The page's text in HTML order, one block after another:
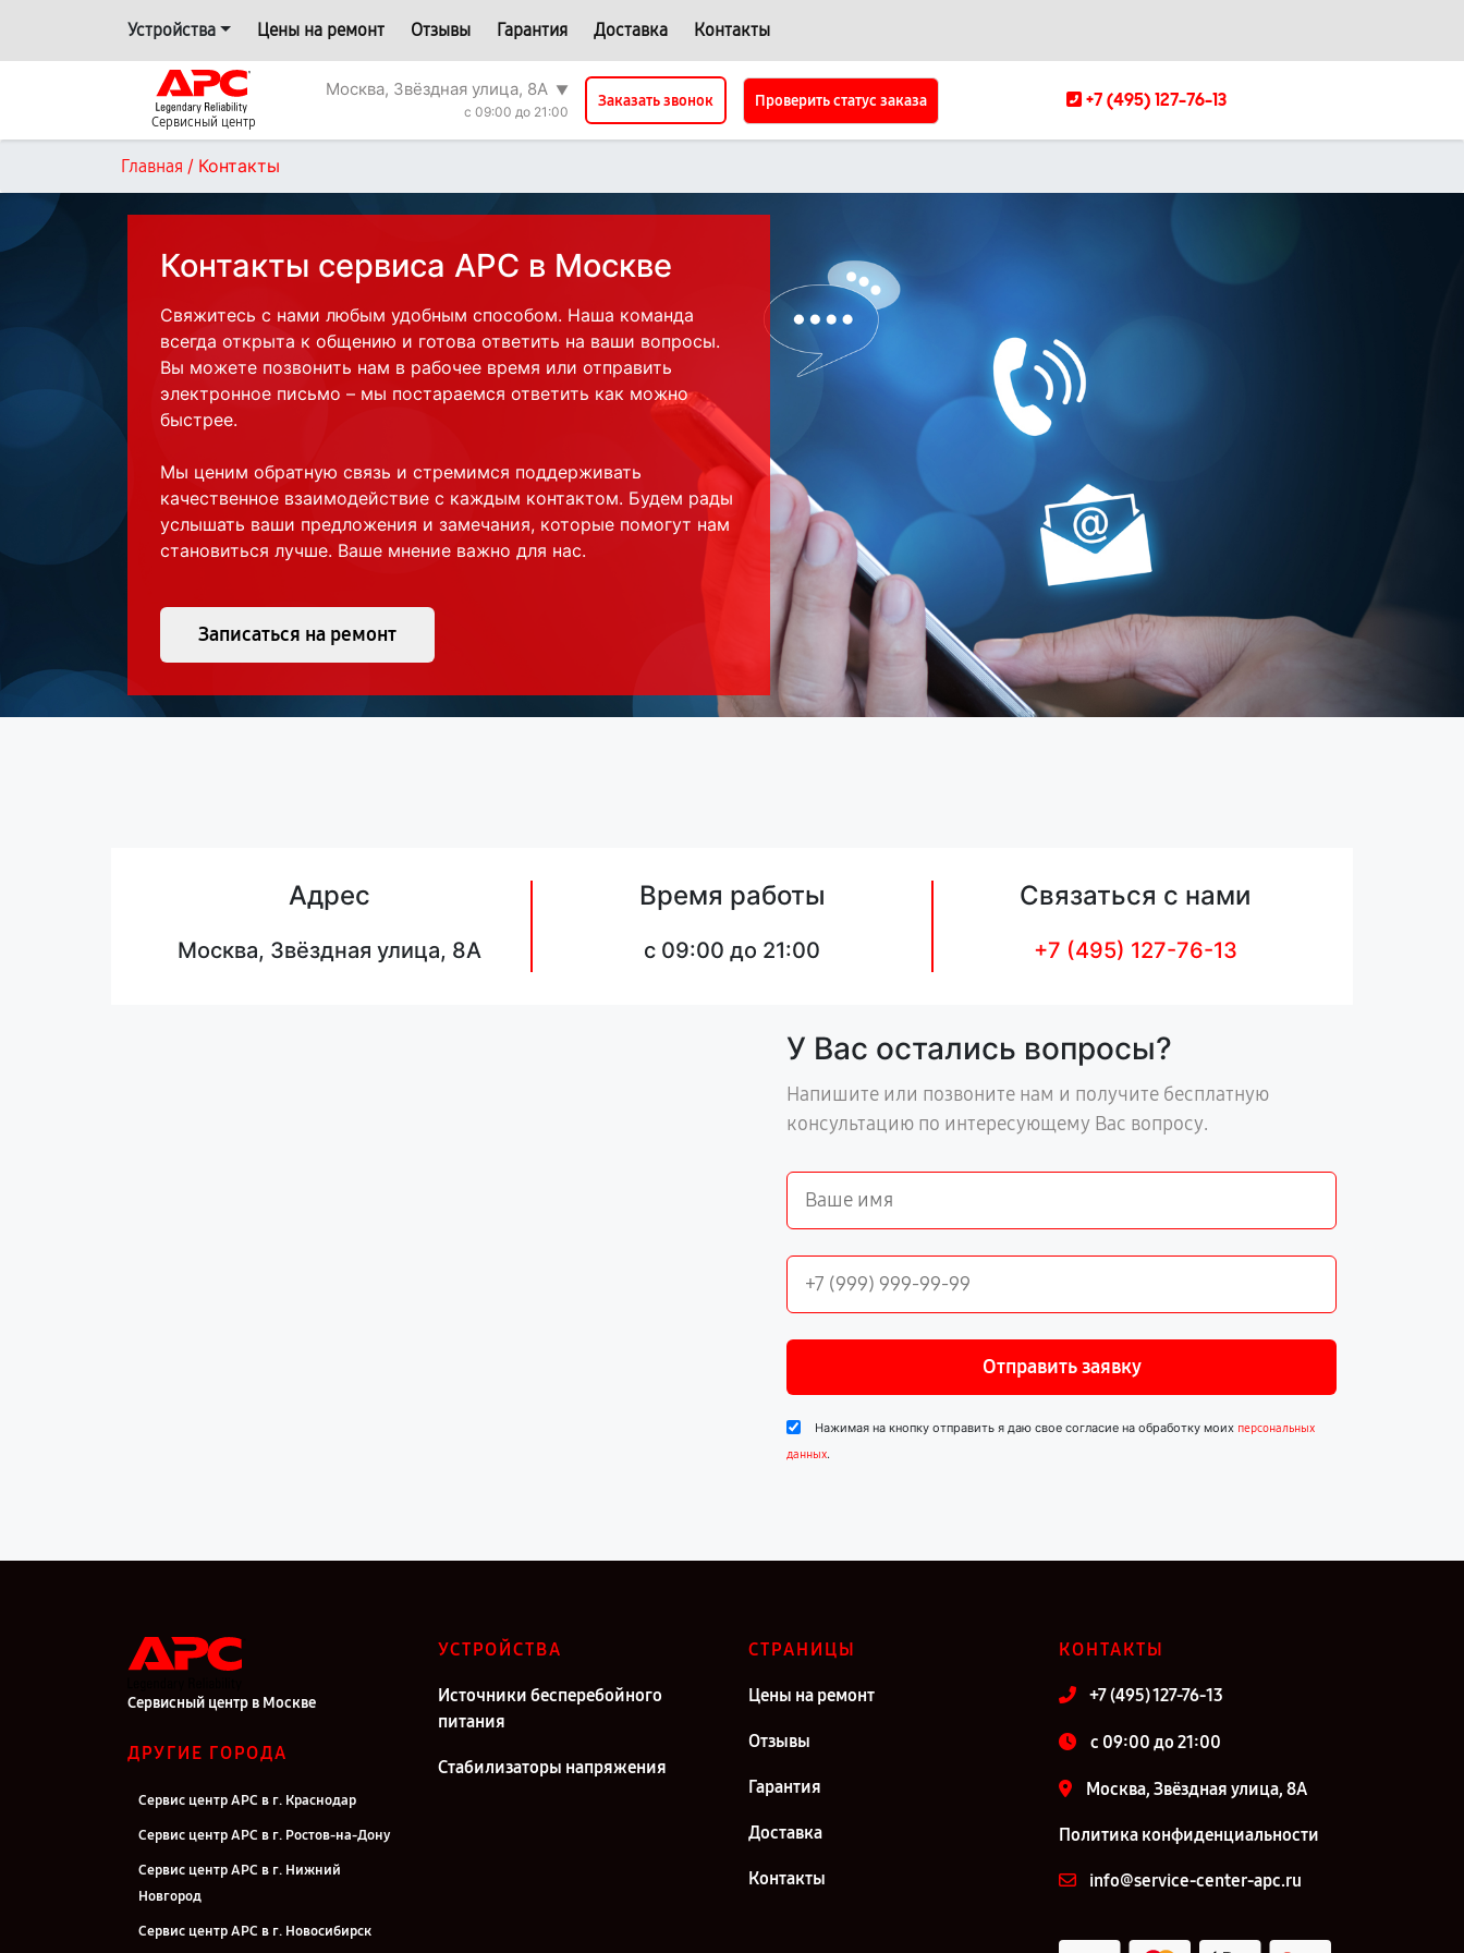
Устройства Цены на ремонт Отзывы Гарантия Доставка Контакты
Сервисный центр
Москва, Звёздная улица, 8А ▼
c 09:00 до 21:00
Заказать звонок Проверить статус заказа +7 (495) 127-76-13
Главная / Контакты
Контакты сервиса APC в Москве
Свяжитесь с нами любым удобным способом. Наша команда
всегда открыта к общению и готова ответить на ваши вопросы.
Вы можете позвонить нам в рабочее время или отправить
электронное письмо – мы постараемся ответить как можно
быстрее.
Мы ценим обратную связь и стремимся поддерживать
качественное взаимодействие с каждым контактом. Будем рады
услышать ваши предложения и замечания, которые помогут нам
становиться лучше. Ваше мнение важно для нас.
Записаться на ремонт
Адрес
Москва, Звёздная улица, 8А
Время работы
c 09:00 до 21:00
Связаться с нами
+7 (495) 127-76-13
У Вас остались вопросы?
Напишите или позвоните нам и получите бесплатную
консультацию по интересующему Вас вопросу.
Отправить заявку
Нажимая на кнопку отправить я даю свое согласие на обработку моих персональных
данных.
Сервисный центр в Москве
ДРУГИЕ ГОРОДА
Сервис центр APC в г. Краснодар
Сервис центр APC в г. Ростов-на-Дону
Сервис центр APC в г. Нижний
Новгород
Сервис центр APC в г. Новосибирск
УСТРОЙСТВА
Источники бесперебойного
питания
Стабилизаторы напряжения
СТРАНИЦЫ
Цены на ремонт
Отзывы
Гарантия
Доставка
Контакты
КОНТАКТЫ
+7 (495) 127-76-13
c 09:00 до 21:00
Москва, Звёздная улица, 8А
Политика конфиденциальности
info@service-center-apc.ru